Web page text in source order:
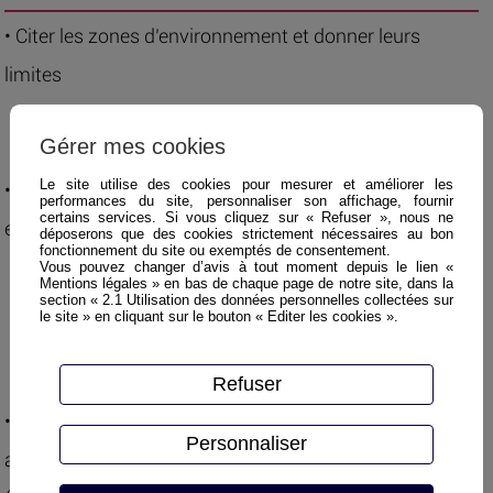
• Citer les zones d’environnement et donner leurs
limites
d’environnement
• Citer les limites de son titre d’habilitation (autorisation
et interdits, zones, etc.)
o Réaliser les opérations correspondant à son
titre d’habilitation
o Appréhender une zone de travail
• Donner les principes généraux de la prévention à
appliquer au cours d’une opération d’ordre électrique
Gérer mes cookies
Le site utilise des cookies pour mesurer et améliorer les
performances du site, personnaliser son affichage, fournir
certains services. Si vous cliquez sur « Refuser », nous ne
déposerons que des cookies strictement nécessaires au bon
fonctionnement du site ou exemptés de consentement.
Vous pouvez changer d’avis à tout moment depuis le lien «
Mentions légales » en bas de chaque page de notre site, dans la
section « 2.1 Utilisation des données personnelles collectées sur
le site » en cliquant sur le bouton « Editer les cookies ».
Refuser
Personnaliser